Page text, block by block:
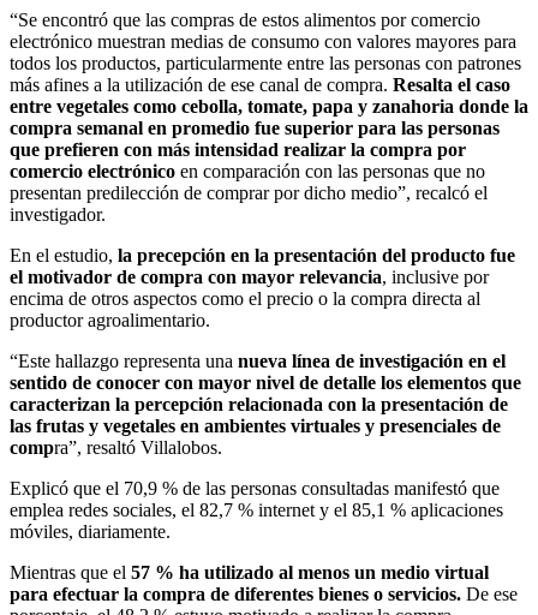
“Se encontró que las compras de estos alimentos por comercio
electrónico muestran medias de consumo con valores mayores para
todos los productos, particularmente entre las personas con patrones
más afines a la utilización de ese canal de compra. Resalta el caso
entre vegetales como cebolla, tomate, papa y zanahoria donde la
compra semanal en promedio fue superior para las personas
que prefieren con más intensidad realizar la compra por
comercio electrónico en comparación con las personas que no
presentan predilección de comprar por dicho medio”, recalcó el
investigador.
En el estudio, la precepción en la presentación del producto fue
el motivador de compra con mayor relevancia, inclusive por
encima de otros aspectos como el precio o la compra directa al
productor agroalimentario.
“Este hallazgo representa una nueva línea de investigación en el
sentido de conocer con mayor nivel de detalle los elementos que
caracterizan la percepción relacionada con la presentación de
las frutas y vegetales en ambientes virtuales y presenciales de
compra”, resaltó Villalobos.
Explicó que el 70,9 % de las personas consultadas manifestó que
emplea redes sociales, el 82,7 % internet y el 85,1 % aplicaciones
móviles, diariamente.
Mientras que el 57 % ha utilizado al menos un medio virtual
para efectuar la compra de diferentes bienes o servicios. De ese